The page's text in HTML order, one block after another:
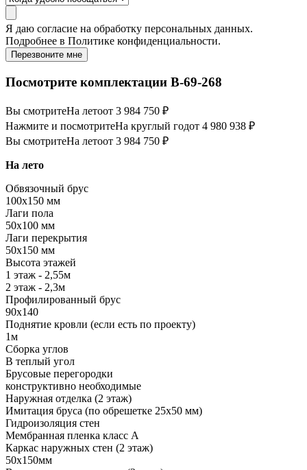
Я даю согласие на обработку персональных данных.
Подробнее в Политике конфиденциальности.
Перезвоните мне
Посмотрите комплектации В-69-268
Вы смотритеНа летоот 3 984 750 ₽
Нажмите и посмотритеНа круглый годот 4 980 938 ₽
Вы смотритеНа летоот 3 984 750 ₽
На лето
Обвязочный брус
100х150 мм
Лаги пола
50х100 мм
Лаги перекрытия
50х150 мм
Высота этажей
1 этаж - 2,55м
2 этаж - 2,3м
Профилированный брус
90х140
Поднятие кровли (если есть по проекту)
1м
Сборка углов
В теплый угол
Брусовые перегородки
конструктивно необходимые
Наружная отделка (2 этаж)
Имитация бруса (по обрешетке 25х50 мм)
Гидроизоляция стен
Мембранная пленка класс А
Каркас наружных стен (2 этаж)
50х150мм